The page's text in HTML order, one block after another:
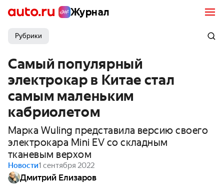
Журнал
Рубрики
Самый популярный
электрокар в Китае стал
самым маленьким
кабриолетом
Марка Wuling представила версию своего
электрокара Mini EV со складным
тканевым верхом
Новости1 сентября 2022
Дмитрий Елизаров